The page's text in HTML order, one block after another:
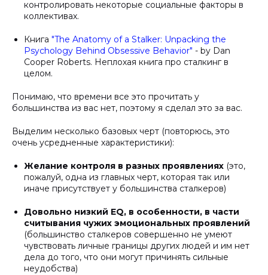
контролировать некоторые социальные факторы в
коллективах.
Книга "The Anatomy of a Stalker: Unpacking the
Psychology Behind Obsessive Behavior" - by Dan
Cooper Roberts. Неплохая книга про сталкинг в
целом.
Понимаю, что времени все это прочитать у
большинства из вас нет, поэтому я сделал это за вас.
Выделим несколько базовых черт (повторюсь, это
очень усредненные характеристики):
Желание контроля в разных проявлениях (это,
пожалуй, одна из главных черт, которая так или
иначе присутствует у большинства сталкеров)
Довольно низкий EQ, в особенности, в части
считывания чужих эмоциональных проявлений
(большинство сталкеров совершенно не умеют
чувствовать личные границы других людей и им нет
дела до того, что они могут причинять сильные
неудобства)